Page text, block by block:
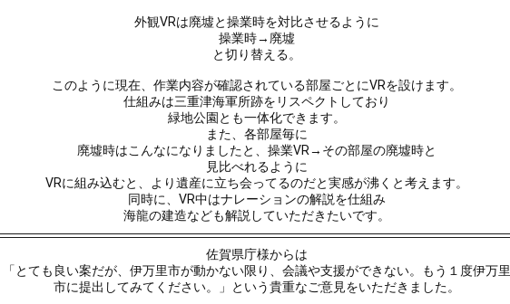
外観VRは廃墟と操業時を対比させるように
操業時→廃墟
と切り替える。
このように現在、作業内容が確認されている部屋ごとにVRを設けます。
仕組みは三重津海軍所跡をリスペクトしており
緑地公園とも一体化できます。
また、各部屋毎に
廃墟時はこんなになりましたと、操業VR→その部屋の廃墟時と
見比べれるように
VRに組み込むと、より遺産に立ち会ってるのだと実感が沸くと考えます。
同時に、VR中はナレーションの解説を仕組み
海龍の建造なども解説していただきたいです。
佐賀県庁様からは
「とても良い案だが、伊万里市が動かない限り、会議や支援ができない。もう１度伊万里
市に提出してみてください。」という貴重なご意見をいただきました。